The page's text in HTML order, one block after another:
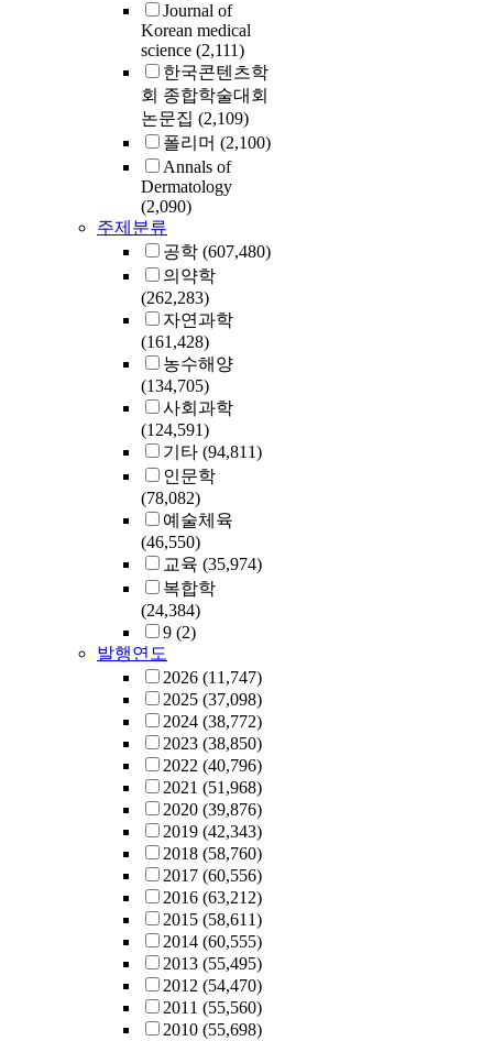
Journal of
Korean medical
science (2,111)
한국콘텐츠학
회 종합학술대회
논문집 (2,109)
폴리머 (2,100)
Annals of
Dermatology
(2,090)
주제분류
공학 (607,480)
의약학
(262,283)
자연과학
(161,428)
농수해양
(134,705)
사회과학
(124,591)
기타 (94,811)
인문학
(78,082)
예술체육
(46,550)
교육 (35,974)
복합학
(24,384)
9 (2)
발행연도
2026 (11,747)
2025 (37,098)
2024 (38,772)
2023 (38,850)
2022 (40,796)
2021 (51,968)
2020 (39,876)
2019 (42,343)
2018 (58,760)
2017 (60,556)
2016 (63,212)
2015 (58,611)
2014 (60,555)
2013 (55,495)
2012 (54,470)
2011 (55,560)
2010 (55,698)